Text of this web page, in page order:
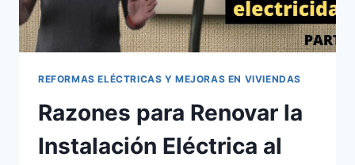
REFORMAS ELÉCTRICAS Y MEJORAS EN VIVIENDAS
Razones para Renovar la
Instalación Eléctrica al